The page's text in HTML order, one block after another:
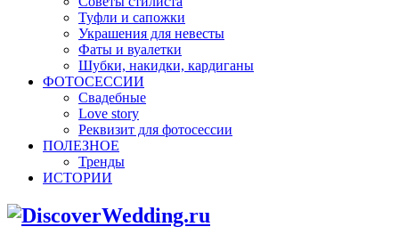
Туфли и сапожки
Украшения для невесты
Фаты и вуалетки
Шубки, накидки, кардиганы
ФОТОСЕССИИ
Свадебные
Love story
Реквизит для фотосессии
ПОЛЕЗНОЕ
Тренды
ИСТОРИИ